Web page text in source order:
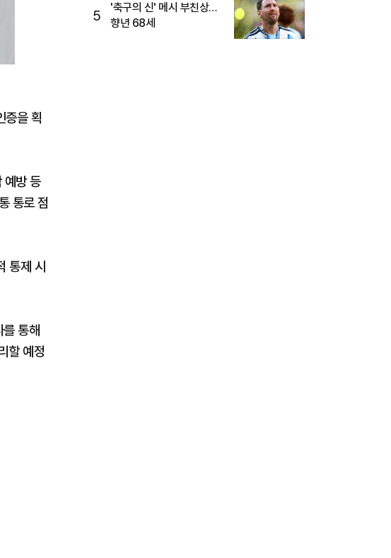
증을 획
예방 등
통로 점
통제 시
통해
할 예정
5
'축구의 신' 메시 부친상…
향년 68세